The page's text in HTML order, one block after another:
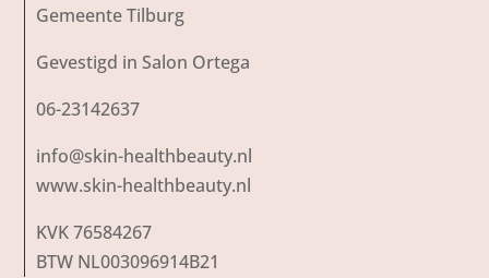
Gemeente Tilburg
Gevestigd in Salon Ortega
06-23142637
info@skin-healthbeauty.nl
www.skin-healthbeauty.nl
KVK 76584267
BTW NL003096914B21